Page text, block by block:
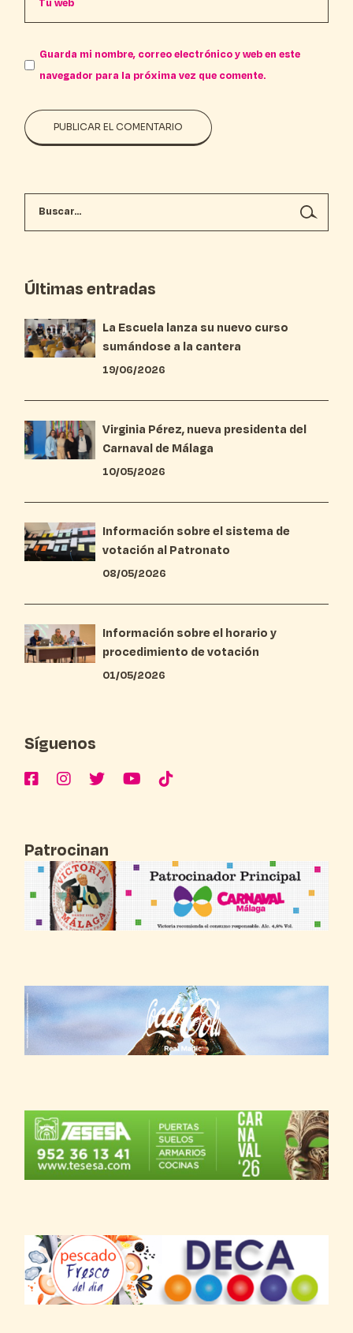
Guarda mi nombre, correo electrónico y web en este
navegador para la próxima vez que comente.
PUBLICAR EL COMENTARIO
Últimas entradas
La Escuela lanza su nuevo curso
sumándose a la cantera
19/06/2026
Virginia Pérez, nueva presidenta del
Carnaval de Málaga
10/05/2026
Información sobre el sistema de
votación al Patronato
08/05/2026
Información sobre el horario y
procedimiento de votación
01/05/2026
Síguenos
Patrocinan